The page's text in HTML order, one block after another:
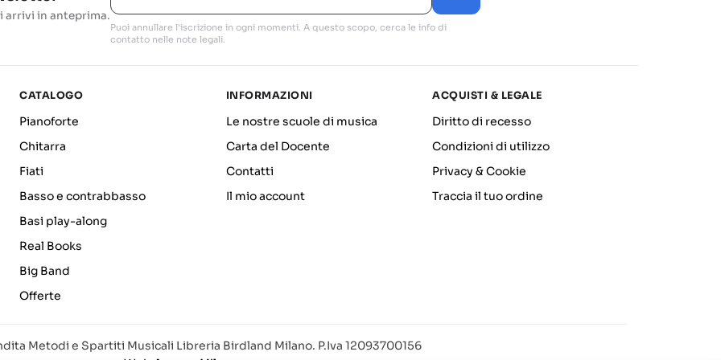
arrivi in anteprima.
Puoi annullare l'iscrizione in ogni momenti. A questo scopo, cerca le info di
contatto nelle note legali.
CATALOGO
Pianoforte
Chitarra
Fiati
Basso e contrabbasso
Basi play-along
Real Books
Big Band
Offerte
INFORMAZIONI
Le nostre scuole di musica
Carta del Docente
Contatti
Il mio account
ACQUISTI & LEGALE
Diritto di recesso
Condizioni di utilizzo
Privacy & Cookie
Traccia il tuo ordine
Metodi e Spartiti Musicali Libreria Birdland Milano. P.Iva 12093700156